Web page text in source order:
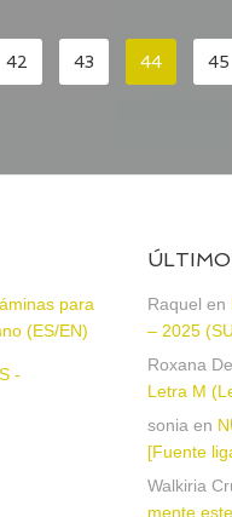
42 43 44 45
para
(ES/EN)
-
Raquel en
– 2025
Roxana
Letra M
sonia en
[Fuente
Walkiria
mente